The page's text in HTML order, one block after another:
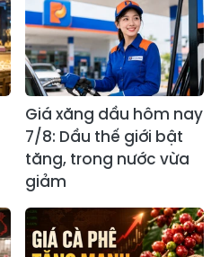
Giá xăng dầu hôm nay
7/8: Dầu thế giới bật
tăng, trong nước vừa
giảm